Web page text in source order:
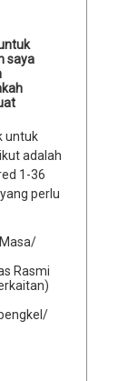
saya
untuk
adalah
1-36
perlu
Rasmi